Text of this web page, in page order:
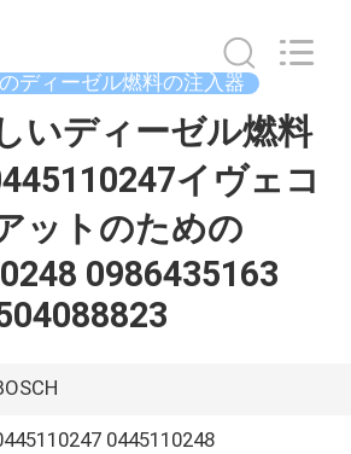
ディーゼル燃料の注入器
いディーゼル燃料
イヴェコ
ットのための
0986435163
0445110248